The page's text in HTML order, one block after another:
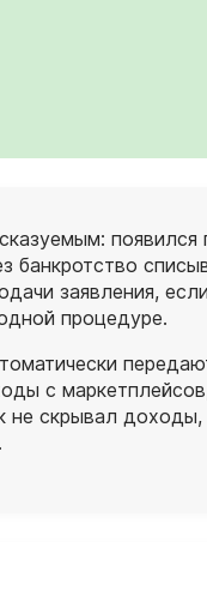
заявления,
процедуре.
с
не скрывал